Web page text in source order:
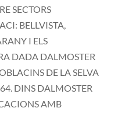
SECTORS
BELLVISTA,
I ELS
DADA DALMOSTER
DE LA SELVA
DINS DALMOSTER
AMB